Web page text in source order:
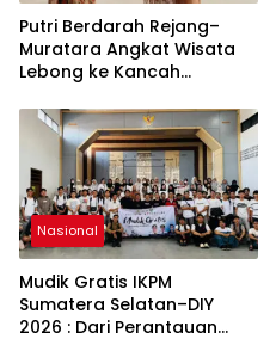
Putri Berdarah Rejang–
Muratara Angkat Wisata
Lebong ke Kancah
Nasional
Mudik Gratis IKPM
Sumatera Selatan–DIY
2026 : Dari Perantauan